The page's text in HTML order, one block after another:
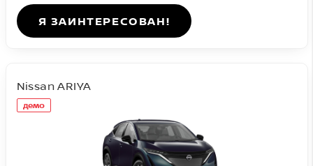
Я ЗАИНТЕРЕСОВАН!
демо
Nissan ARIYA